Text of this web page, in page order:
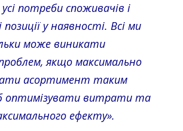
потреби споживачів і
у наявності. Всі ми
може виникати
якщо максимально
асортимент таким
оптимізувати витрати та
ефекту».